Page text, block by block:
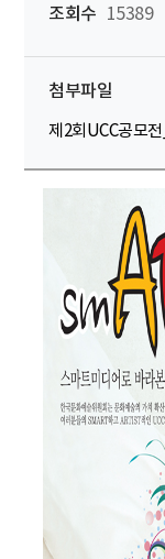
조회수 15389
첨부파일
제2회UCC공모